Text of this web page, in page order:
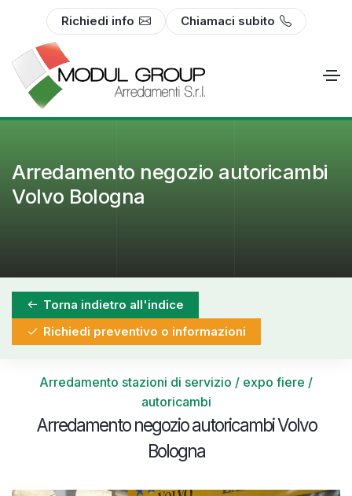
Richiedi info Chiamaci subito
Arredamento negozio autoricambi
Volvo Bologna
Torna indietro all'indice
Richiedi preventivo o informazioni
Arredamento stazioni di servizio / expo fiere /
autoricambi
Arredamento negozio autoricambi Volvo
Bologna